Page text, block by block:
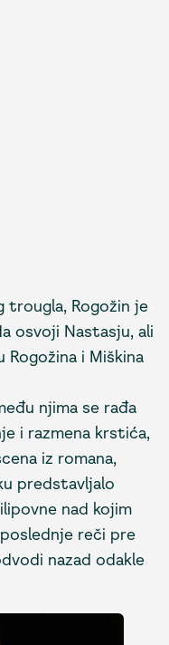
trougla, Rogožin je
osvoji Nastasju, ali
Rogožina i Miškina
njima se rađa
i razmena krstića,
iz romana,
predstavljalo
nad kojim
reči pre
nazad odakle